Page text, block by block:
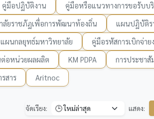
คู่มือปฏิบัติงาน
คู่มือหรือแนวทางการขอรับบริ
ลัยราชภัฏเพื่อการพัฒนาท้องถิ่น
แผนปฏิบัติร
แผนกลยุทธ์มหาวิทยาลัย
คู่มือรหัสการเบิกจ่า
อหน่วยผลผลิต KM PDPA การประชา
รสาร Aritnoc
จัดเรียง: แสดง: